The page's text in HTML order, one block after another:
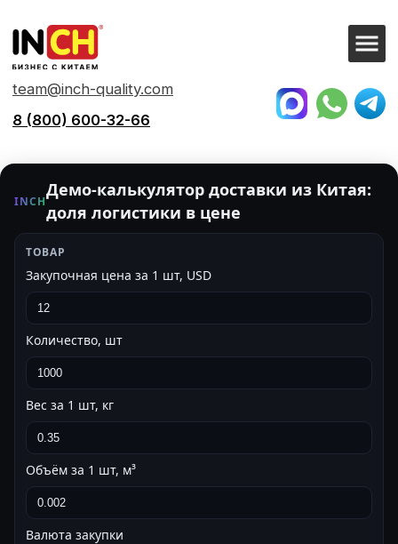
team@inch-quality.com
8 (800) 600-32-66
Калькулятор доставки из
Китая
INCH
Демо-калькулятор доставки из Китая:
доля логистики в цене
ТОВАР
Закупочная цена за 1 шт, USD
Количество, шт
Вес за 1 шт, кг
Объём за 1 шт, м³
Валюта закупки